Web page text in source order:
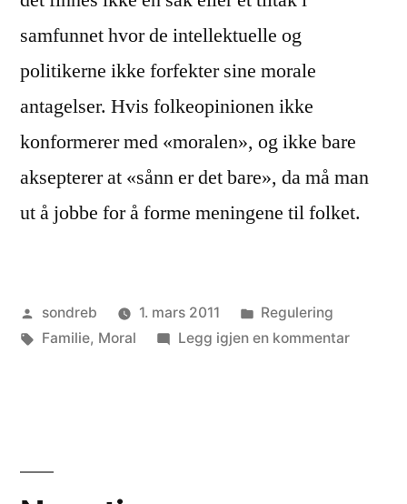
samfunnet hvor de intellektuelle og
politikerne ikke forfekter sine morale
antagelser. Hvis folkeopinionen ikke
konformerer med «moralen», og ikke bare
aksepterer at «sånn er det bare», da må man
ut å jobbe for å forme meningene til folket.
Publisert
av
sondreb 1. mars 2011
Publisert
i
Regulering
Stikkord:
Familie, Moral Legg igjen en kommentartil